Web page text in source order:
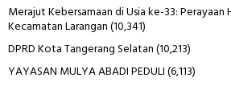
Merajut Kebersamaan di Usia ke-33: Perayaan
Kecamatan Larangan(10,341)
DPRD Kota Tangerang Selatan(10,213)
YAYASAN MULYA ABADI PEDULI(6,113)